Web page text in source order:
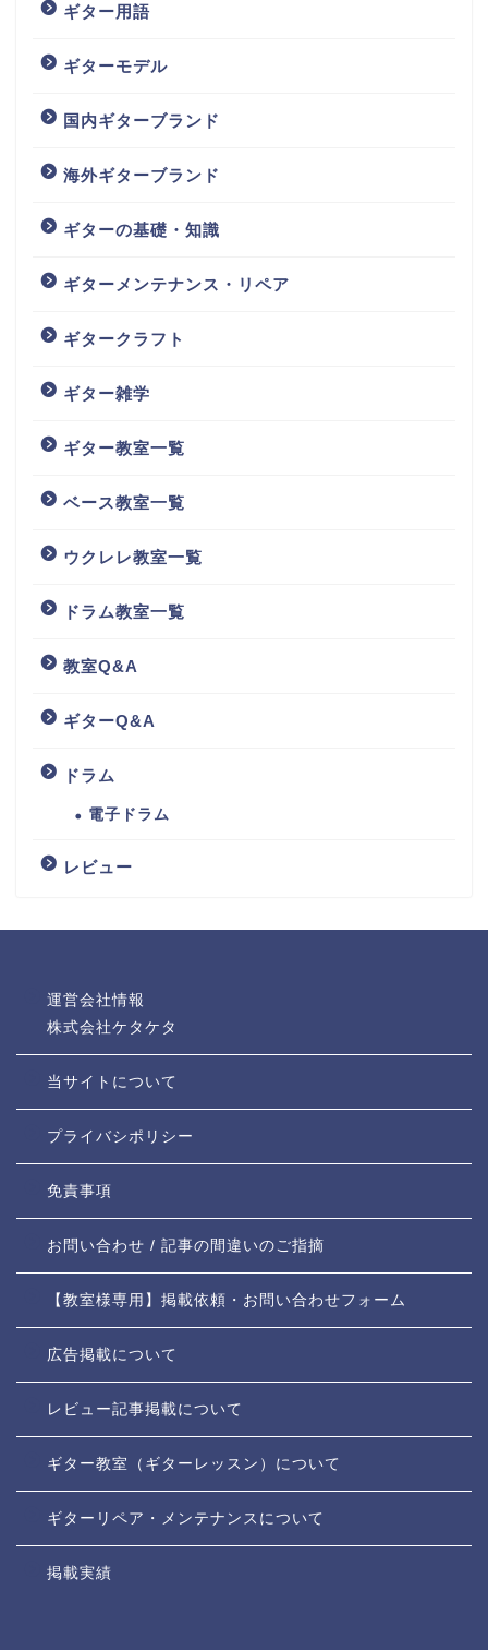
ギター用語
ギターモデル
国内ギターブランド
海外ギターブランド
ギターの基礎・知識
ギターメンテナンス・リペア
ギタークラフト
ギター雑学
ギター教室一覧
ベース教室一覧
ウクレレ教室一覧
ドラム教室一覧
教室Q&A
ギターQ&A
ドラム
電子ドラム
レビュー
運営会社情報
株式会社ケタケタ
当サイトについて
プライバシポリシー
免責事項
お問い合わせ / 記事の間違いのご指摘
【教室様専用】掲載依頼・お問い合わせフォーム
広告掲載について
レビュー記事掲載について
ギター教室（ギターレッスン）について
ギターリペア・メンテナンスについて
掲載実績